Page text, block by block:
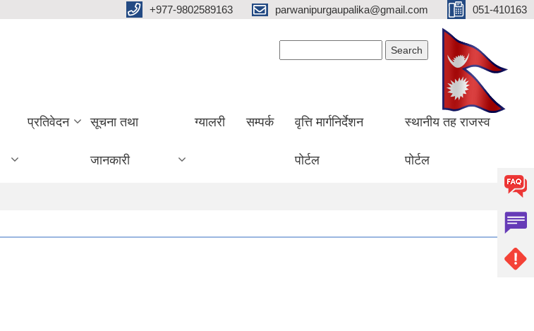
+977-9802589163 parwanipurgaupalika@gmail.com 051-410163
प्रतिवेदन सूचना तथा
जानकारी
ग्यालरी सम्पर्क वृत्ति मार्गनिर्देशन
पोर्टल
स्थानीय तह राजस्व
पोर्टल